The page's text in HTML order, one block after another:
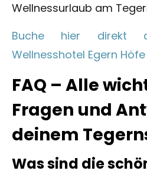
Wellnessurlaub am
Buche hier direkt
Wellnesshotel Egern Höfe
FAQ – Alle
Fragen und
deinem
Was sind die